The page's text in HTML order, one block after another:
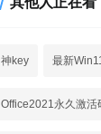
神key 最新
Office2021永久激活